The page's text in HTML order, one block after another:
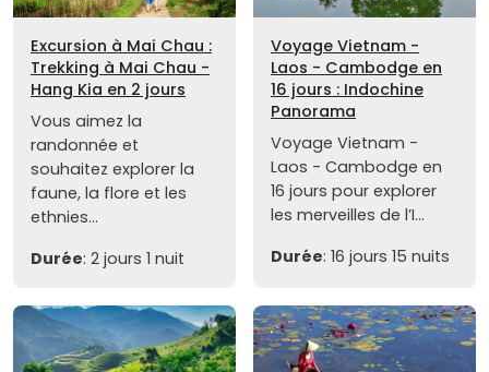
Excursion à Mai Chau :
Trekking à Mai Chau -
Hang Kia en 2 jours
Vous aimez la
randonnée et
souhaitez explorer la
faune, la flore et les
ethnies...
Durée: 2 jours 1 nuit
Voyage Vietnam -
Laos - Cambodge en
16 jours : Indochine
Panorama
Voyage Vietnam -
Laos - Cambodge en
16 jours pour explorer
les merveilles de l’I...
Durée: 16 jours 15 nuits